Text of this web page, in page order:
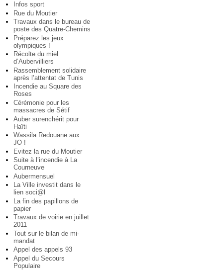
Infos sport
Rue du Moutier
Travaux dans le bureau de
poste des Quatre-Chemins
Préparez les jeux
olympiques !
Récolte du miel
d’Aubervilliers
Rassemblement solidaire
après l’attentat de Tunis
Incendie au Square des
Roses
Cérémonie pour les
massacres de Sétif
Auber surenchérit pour
Haïti
Wassila Redouane aux
JO !
Evitez la rue du Moutier
Suite à l’incendie à La
Courneuve
Aubermensuel
La Ville investit dans le
lien soci@l
La fin des papillons de
papier
Travaux de voirie en juillet
2011
Tout sur le bilan de mi-
mandat
Appel des appels 93
Appel du Secours
Populaire